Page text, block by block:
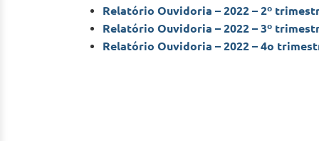
Relatório Ouvidoria – 2022 – 2º
Relatório Ouvidoria – 2022 – 3º
Relatório Ouvidoria – 2022 – 4o